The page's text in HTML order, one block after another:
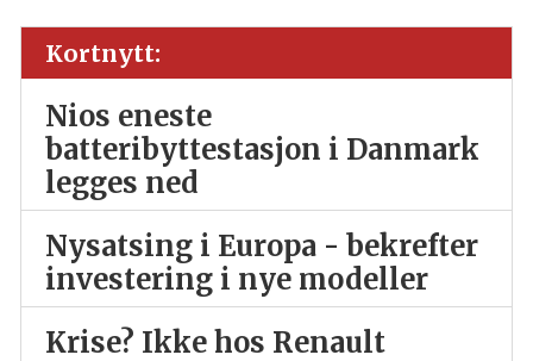
Kortnytt:
Nios eneste
batteribyttestasjon i Danmark
legges ned
Nysatsing i Europa - bekrefter
investering i nye modeller
Krise? Ikke hos Renault